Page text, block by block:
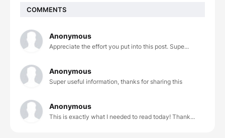
COMMENTS
Anonymous
Appreciate the effort you put into this post. Supe...
Anonymous
Super useful information, thanks for sharing this
Anonymous
This is exactly what I needed to read today! Thank...